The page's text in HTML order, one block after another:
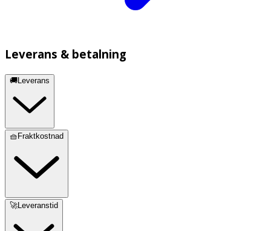
Leverans & betalning
🚚Leverans
🧺Fraktkostnad
🚀Leveranstid